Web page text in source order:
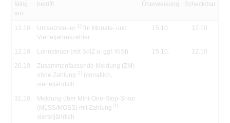
fällig
am
betrifft Überweisung Scheck/bar
12.10. Umsatzsteuer 1) für Monats- und
Vierteljahreszahler
15.10. 12.10.
12.10. Lohnsteuer (mit SolZ u. ggf. KiSt) 15.10.
12.10.
26.10.
Zusammenfassende Meldung (ZM)
ohne Zahlung 2) monatlich,
vierteljährlich
31.10.
Meldung über Mini-One-Stop-Shop
(M1SS/MOSS) mit Zahlung 3)
vierteljährlich